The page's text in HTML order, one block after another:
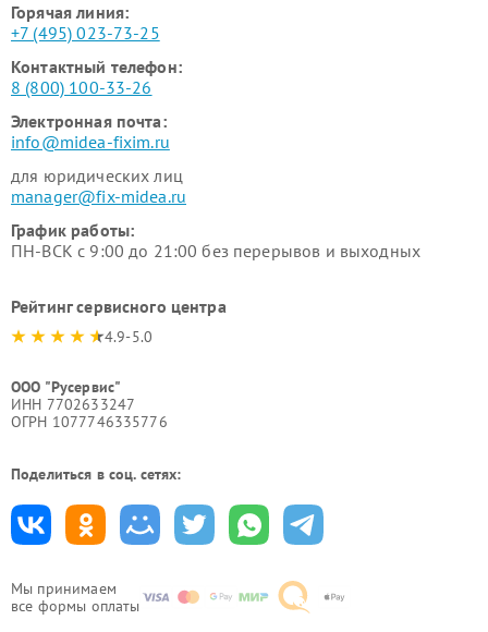
Мы принимаем
все формы оплаты
Горячая линия:
+7 (495) 023-73-25
Контактный телефон:
8 (800) 100-33-26
Электронная почта:
info@midea-fixim.ru
для юридических лиц
manager@fix-midea.ru
График работы:
ПН-ВСК с 9:00 до 21:00 без перерывов и выходных
Рейтинг сервисного центра
4.9-5.0
ООО "Русервис"
ИНН 7702633247
ОГРН 1077746335776
Поделиться в соц. сетях: